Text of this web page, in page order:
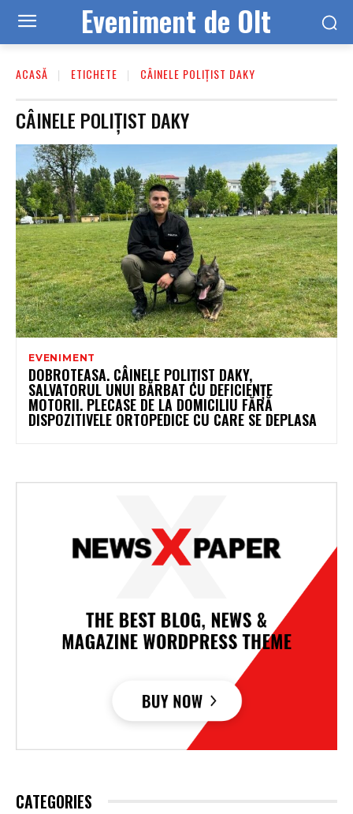
Eveniment de Olt
ACASĂ ETICHETE CÂINELE POLIȚIST DAKY
CÂINELE POLIȚIST DAKY
EVENIMENT
DOBROTEASA. CÂINELE POLIȚIST DAKY,
SALVATORUL UNUI BĂRBAT CU DEFICIENȚE
MOTORII. PLECASE DE LA DOMICILIU FĂRĂ
DISPOZITIVELE ORTOPEDICE CU CARE SE DEPLASA
CATEGORIES